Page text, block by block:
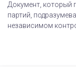
Документ, который
партий,
независимом